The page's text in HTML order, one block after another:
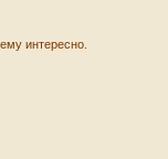
интересно.